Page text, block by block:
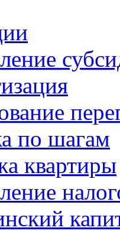
по шагам
квартиры